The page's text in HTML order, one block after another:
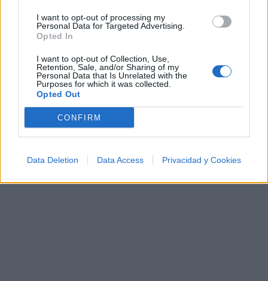
I want to opt-out of processing my
Personal Data for Targeted Advertising.
Opted In
I want to opt-out of Collection, Use,
Retention, Sale, and/or Sharing of my
Personal Data that Is Unrelated with the
Purposes for which it was collected.
Opted Out
CONFIRM
Data Deletion Data Access Privacidad y Cookies
Letras Top Artistas Playlists
N O P Q R S T U W
Z #